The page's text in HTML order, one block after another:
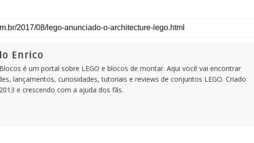
Enrico
é um portal sobre LEGO e blocos de montar. Aqui você vai encontrar
lançamentos, curiosidades, tutoriais e reviews de conjuntos LEGO. Criado
e crescendo com a ajuda dos fãs.